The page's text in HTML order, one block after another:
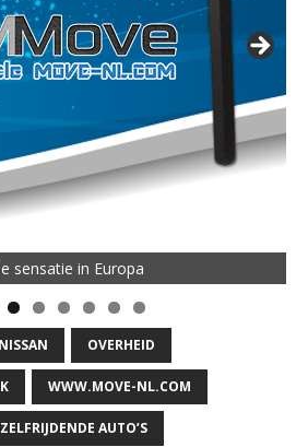
sensatie in Europa
NISSAN OVERHEID
WWW.MOVE-NL.COM
ZELFRIJDENDE AUTO’S